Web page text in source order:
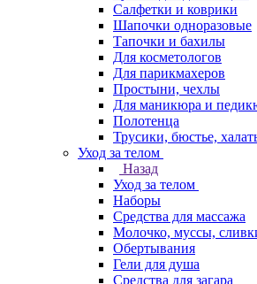
Салфетки и коврики
Шапочки одноразовые
Тапочки и бахилы
Для косметологов
Для парикмахеров
Простыни, чехлы
Для маникюра и
Полотенца
Трусики, бюстье,
Уход за телом
Назад
Уход за телом
Наборы
Средства для массажа
Молочко, муссы,
Обертывания
Гели для душа
Средства для загара